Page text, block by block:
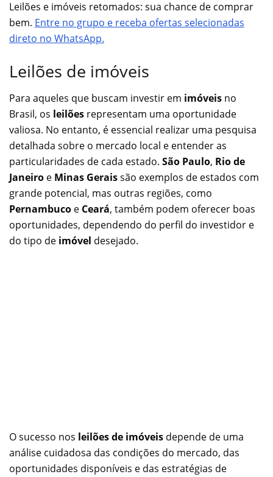
Leilões e imóveis retomados: sua chance de comprar
bem. Entre no grupo e receba ofertas selecionadas
direto no WhatsApp.
Leilões de imóveis
Para aqueles que buscam investir em imóveis no
Brasil, os leilões representam uma oportunidade
valiosa. No entanto, é essencial realizar uma pesquisa
detalhada sobre o mercado local e entender as
particularidades de cada estado. São Paulo, Rio de
Janeiro e Minas Geraissão exemplos de estados com
grande potencial, mas outras regiões, como
Pernambuco e Ceará, também podem oferecer boas
oportunidades, dependendo do perfil do investidor e
do tipo de imóvel desejado.
O sucesso nos leilões de imóveis depende de uma
análise cuidadosa das condições do mercado, das
oportunidades disponíveis e das estratégias de